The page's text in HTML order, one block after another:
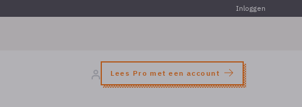
Inloggen
Lees Pro met een account